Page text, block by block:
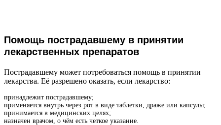
Помощь пострадавшему в принятии
лекарственных препаратов
Пострадавшему может потребоваться помощь в принятии
лекарства. Её разрешено оказать, если лекарство:
принадлежит пострадавшему;
применяется внутрь через рот в виде таблетки, драже или капсулы;
принимается в медицинских целях;
назначен врачом, о чём есть четкое указание.